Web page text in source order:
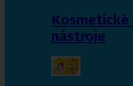
nástroje